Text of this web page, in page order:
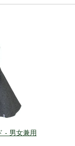
- 男女兼用